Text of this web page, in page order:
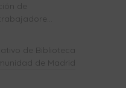
de
de Biblioteca
de Madrid